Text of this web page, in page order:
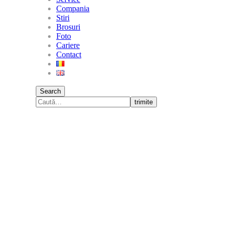
Compania
Stiri
Brosuri
Foto
Cariere
Contact
Search
trimite